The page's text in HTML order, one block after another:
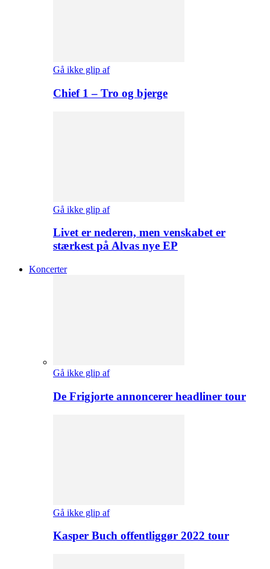
Gå ikke glip af
Chief 1 – Tro og bjerge
Gå ikke glip af
Livet er nederen, men venskabet er
stærkest på Alvas nye EP
Koncerter
Gå ikke glip af
De Frigjorte annoncerer headliner tour
Gå ikke glip af
Kasper Buch offentliggør 2022 tour